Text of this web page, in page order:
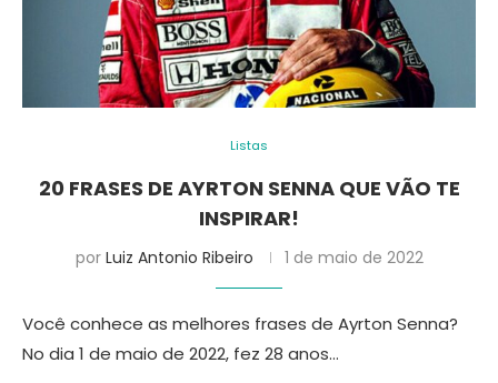
Listas
20 FRASES DE AYRTON SENNA QUE VÃO TE
INSPIRAR!
por Luiz Antonio Ribeiro 1 de maio de 2022
Você conhece as melhores frases de Ayrton Senna?
No dia 1 de maio de 2022, fez 28 anos…